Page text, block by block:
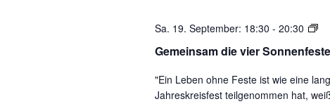
Gemeinsam die vier
Sa. 19. September: 18:30 - 20:30
die
"Ein Leben ohne Feste ist wie eine
Jahreskreisfest teilgenommen hat,